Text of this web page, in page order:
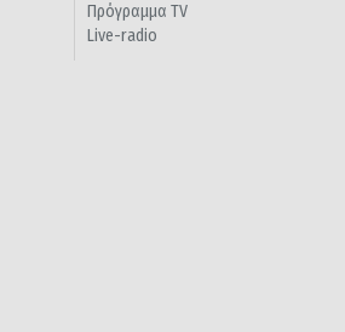
Πρόγραμμα TV
Live-radio